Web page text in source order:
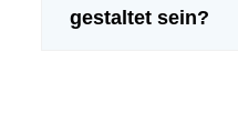
gestaltet sein?